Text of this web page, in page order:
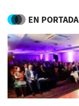
EN PORTADA